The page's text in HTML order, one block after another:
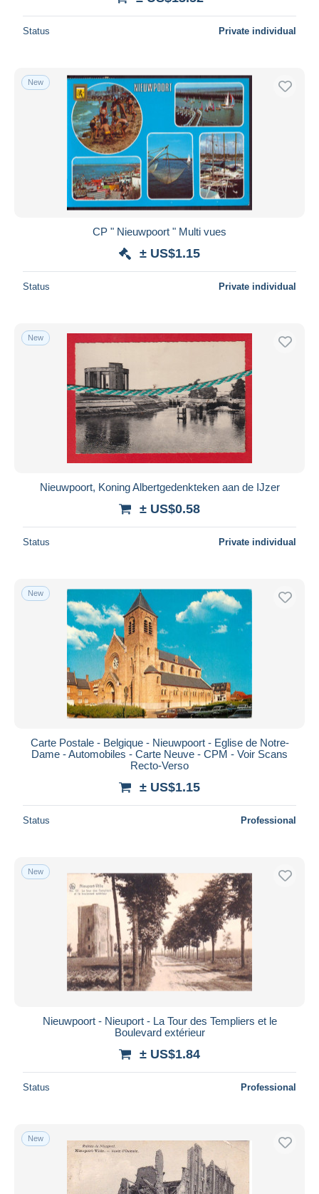
Status Private individual
New
CP " Nieuwpoort " Multi vues
± US$1.15
Status Private individual
New
Nieuwpoort, Koning Albertgedenkteken aan de IJzer
± US$0.58
Status Private individual
New
Carte Postale - Belgique - Nieuwpoort - Eglise de Notre-
Dame - Automobiles - Carte Neuve - CPM - Voir Scans
Recto-Verso
± US$1.15
Status Professional
New
Nieuwpoort - Nieuport - La Tour des Templiers et le
Boulevard extérieur
± US$1.84
Status Professional
New